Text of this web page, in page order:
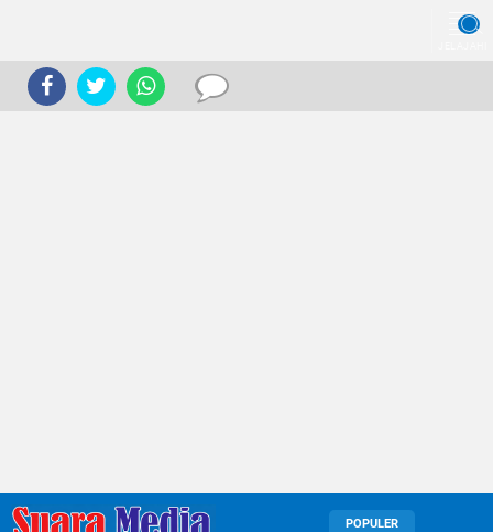
POPULER